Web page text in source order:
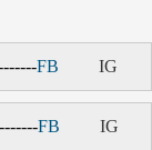
FB IG
FB IG